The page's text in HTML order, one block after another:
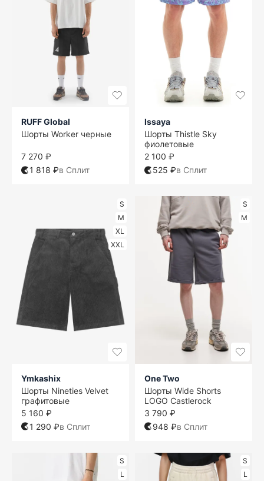
RUFF Global
Шорты Worker черные
7 270 ₽
1 818 ₽в Сплит
Issaya
Шорты Thistle Sky
фиолетовые
2 100 ₽
525 ₽в Сплит
S
M
XL
XXL
Ymkashix
Шорты Nineties Velvet
графитовые
5 160 ₽
1 290 ₽в Сплит
S
M
One Two
Шорты Wide Shorts
LOGO Castlerock
3 790 ₽
948 ₽в Сплит
S
L
S
L